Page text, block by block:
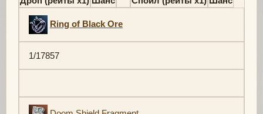
Ring of Black Ore
1/17857